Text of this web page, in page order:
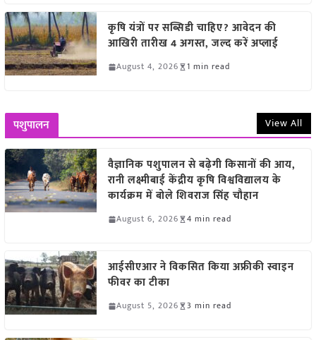
कृषि यंत्रों पर सब्सिडी चाहिए? आवेदन की
आखिरी तारीख 4 अगस्त, जल्द करें अप्लाई
August 4, 2026 1 min read
पशुपालन View All
वैज्ञानिक पशुपालन से बढ़ेगी किसानों की आय,
रानी लक्ष्मीबाई केंद्रीय कृषि विश्वविद्यालय के
कार्यक्रम में बोले शिवराज सिंह चौहान
August 6, 2026 4 min read
आईसीएआर ने विकसित किया अफ्रीकी स्वाइन
फीवर का टीका
August 5, 2026 3 min read